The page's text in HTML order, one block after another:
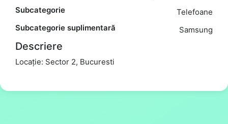
Subcategorie
Telefoane
Subcategorie suplimentară
Samsung
Descriere
Locație: Sector 2, Bucuresti